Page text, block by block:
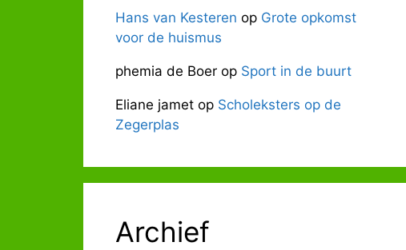
Hans van Kesteren op Grote opkomst
voor de huismus
phemia de Boerop Sport in de buurt
Eliane jametop Scholeksters op de
Zegerplas
Archief